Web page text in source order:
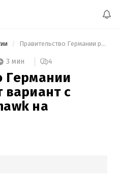
Правительство Германии рассматривает вариант с заменой Tomahawk на "Фламинго"
3 мин 4
Германии
вариант с
на